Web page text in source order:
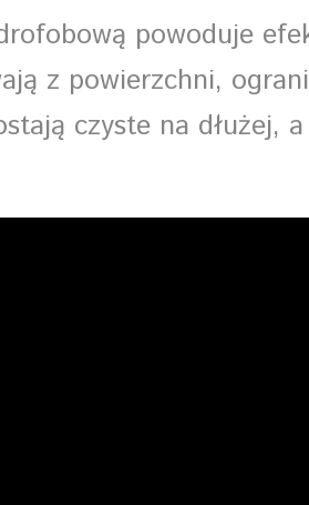
powoduje
z powierzchni,
czyste na dłużej,